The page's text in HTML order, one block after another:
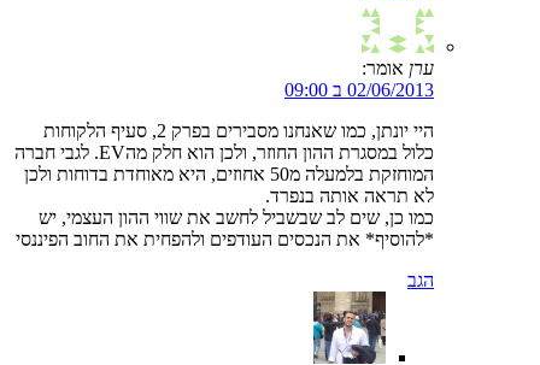
ערן אומר:
02/06/2013 ב 09:00
היי יונתן, כמו שאנחנו מסבירים בפרק 2, סעיף הלקוחות
כלול במסגרת ההון החוזר, ולכן הוא חלק מהEV. לגבי חברה
המוחזקת בלמעלה מ50 אחוזים, היא מאוחדת בדוחות ולכן
לא תראה אותה בנפרד.
כמו כן, שים לב שבשביל לחשב את שווי ההון העצמי, יש
*להוסיף* את הנכסים העודפים ולהפחית את החוב הפיננסי
הגב